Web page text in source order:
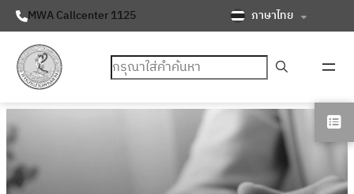
MWA Callcenter 1125 ภาษาไทย
ค้นหา